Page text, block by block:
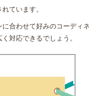
ています。
合わせて好みのコーディ
対応できるでしょう。